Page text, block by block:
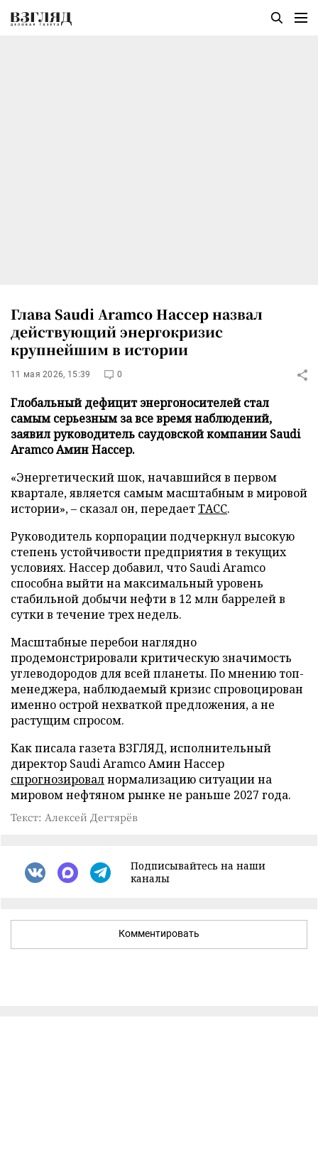
Глава Saudi Aramco Нассер назвал
действующий энергокризис
крупнейшим в истории
11 мая 2026, 15:39 0
Глобальный дефицит энергоносителей стал
самым серьезным за все время наблюдений,
заявил руководитель саудовской компании Saudi
Aramco Амин Нассер.
«Энергетический шок, начавшийся в первом
квартале, является самым масштабным в мировой
истории», – сказал он, передаетТАСС.
Руководитель корпорации подчеркнул высокую
степень устойчивости предприятия в текущих
условиях. Нассер добавил, что Saudi Aramco
способна выйти на максимальный уровень
стабильной добычи нефти в 12 млн баррелей в
сутки в течение трех недель.
Масштабные перебои наглядно
продемонстрировали критическую значимость
углеводородов для всей планеты. По мнению топ-
менеджера, наблюдаемый кризис спровоцирован
именно острой нехваткой предложения, а не
растущим спросом.
Как писала газета ВЗГЛЯД, исполнительный
директор Saudi Aramco Амин Нассер
спрогнозировалнормализацию ситуации на
мировом нефтяном рынке не раньше 2027 года.
Текст: Алексей Дегтярёв
Подписывайтесь на наши
каналы
Комментировать